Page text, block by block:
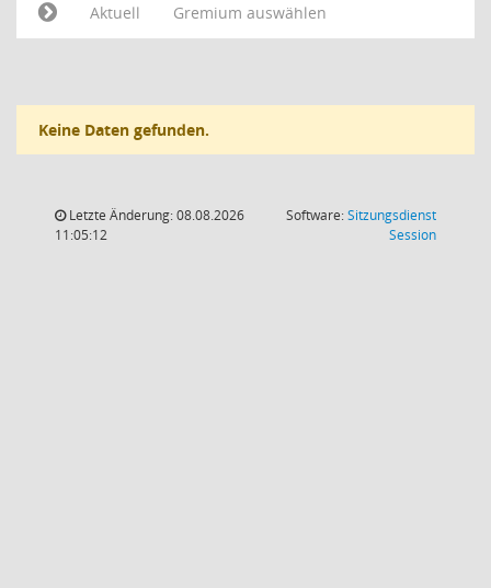
Aktuell
Gremium auswählen
Keine Daten gefunden.
Letzte Änderung: 08.08.2026
11:05:12
Software:Sitzungsdienst
Session(Wird in